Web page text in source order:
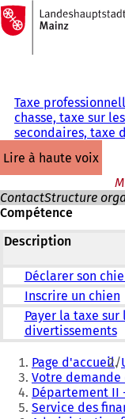
Accéder au contenu
Vers
la
page
d'accueil
Taxe
chasse, taxe sur
secondaires, taxe
lire à haute voix
ContactStructure
Compétence
Description
Déclarer son
Inscrire un chien
Payer la taxe sur
divertissements
Vous
êtes
ici
Page d'accueil
Votre demande
Département II
Service des